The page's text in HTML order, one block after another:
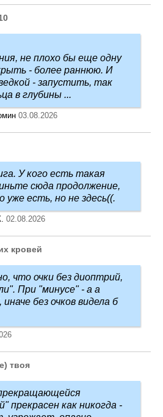
не плохо бы еще одну
- более раннюю. И
- запустить, так
в глубины ...
03.08.2026
У кого есть такая
сюда продолжение,
уже есть, но не здесь((.
02.08.2026
кровей
что очки без диоптрий,
При "минусе" - а а
без очков видела б
твоя
прекрасен как никогда -